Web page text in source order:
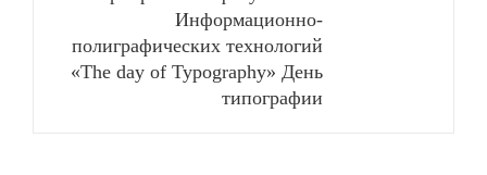
Информационно-
полиграфических технологий
«The day of Typography» День
типографии